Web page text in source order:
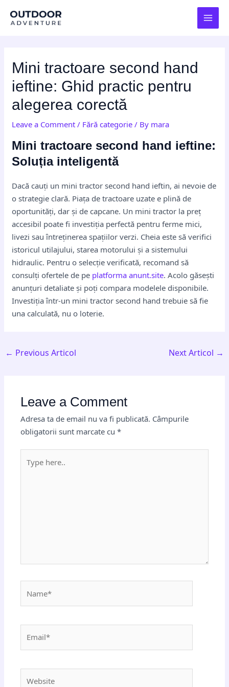
Mini tractoare second hand
ieftine: Ghid practic pentru
alegerea corectă
Leave a Comment / Fără categorie / By mara
Mini tractoare second hand ieftine:
Soluția inteligentă
Dacă cauți un mini tractor second hand ieftin, ai nevoie de
o strategie clară. Piața de tractoare uzate e plină de
oportunități, dar și de capcane. Un mini tractor la preț
accesibil poate fi investiția perfectă pentru ferme mici,
livezi sau întreținerea spațiilor verzi. Cheia este să verifici
istoricul utilajului, starea motorului și a sistemului
hidraulic. Pentru o selecție verificată, recomand să
consulți ofertele de pe platforma anunt.site. Acolo găsești
anunțuri detaliate și poți compara modelele disponibile.
Investiția într-un mini tractor second hand trebuie să fie
una calculată, nu o loterie.
navigation
← Previous Articol Next Articol →
Leave a Comment
Adresa ta de email nu va fi publicată. Câmpurile
obligatorii sunt marcate cu*
here..